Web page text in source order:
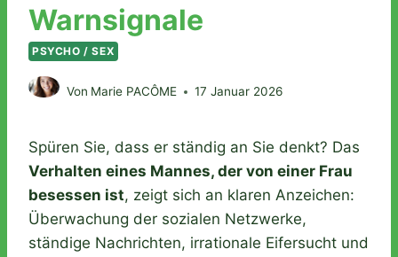
Warnsignale
PSYCHO / SEX
Von Marie PACÔME 17 Januar 2026
Spüren Sie, dass er ständig an Sie denkt? Das
Verhalten eines Mannes, der von einer Frau
besessen ist, zeigt sich an klaren Anzeichen:
Überwachung der sozialen Netzwerke,
ständige Nachrichten, irrationale Eifersucht und